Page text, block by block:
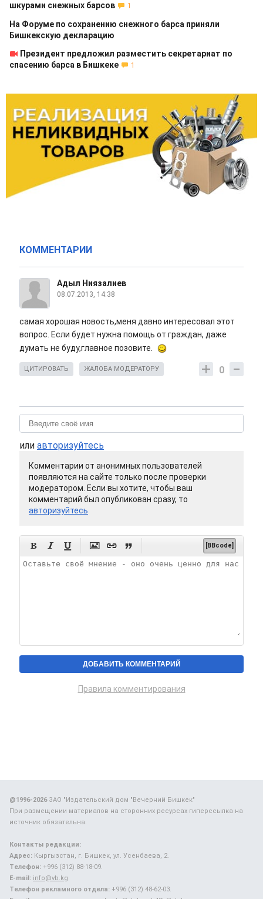
шкурами снежных барсов
1
На Форуме по сохранению снежного барса приняли
Бишкекскую декларацию
Президент предложил разместить секретариат по
спасению барса в Бишкеке
1
КОММЕНТАРИИ
Адыл Ниязалиев
08.07.2013, 14:38
самая хорошая новость,меня давно интересовал этот
вопрос. Если будет нужна помощь от граждан, даже
думать не буду,главное позовите.
0
ЦИТИРОВАТЬ ЖАЛОБА МОДЕРАТОРУ
или авторизуйтесь
Комментарии от анонимных пользователей
появляются на сайте только после проверки
модератором. Если вы хотите, чтобы ваш
комментарий был опубликован сразу, то
авторизуйтесь
      [BBcode]
Правила комментирования
@1996-2026ЗАО "Издательский дом "Вечерний Бишкек"
При размещении материалов на сторонних ресурсах гиперссылка на
источник обязательна.
Контакты редакции:
Адрес: Кыргызстан, г. Бишкек, ул. Усенбаева, 2.
Телефон: +996 (312) 88-18-09.
E-mail: info@vb.kg
Телефон рекламного отдела: +996 (312) 48-62-03.